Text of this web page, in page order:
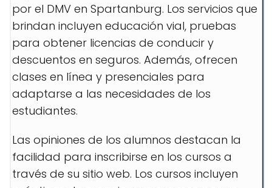
por el DMV en Spartanburg. Los servicios que
brindan incluyen educación vial, pruebas
para obtener licencias de conducir y
descuentos en seguros. Además, ofrecen
clases en línea y presenciales para
adaptarse a las necesidades de los
estudiantes.
Las opiniones de los alumnos destacan la
facilidad para inscribirse en los cursos a
través de su sitio web. Los cursos incluyen